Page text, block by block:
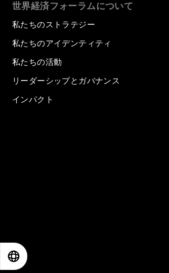
世界経済フォーラムについて
私たちのストラテジー
私たちのアイデンティティ
私たちの活動
リーダーシップとガバナンス
インパクト